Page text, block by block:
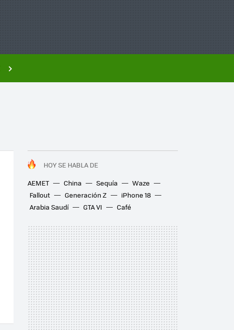
HOY SE HABLA DE
AEMET
China Sequía
Waze
Fallout
Generación Z
iPhone 18
Arabia Saudí
GTA VI Café